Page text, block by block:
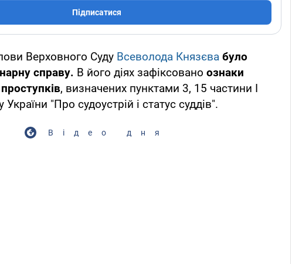
Підписатися
Верховного Суду Всеволода Князєва було
справу. В його діях зафіксовано ознаки
, визначених пунктами 3, 15 частини І
України "Про судоустрій і статус суддів".
Відео дня